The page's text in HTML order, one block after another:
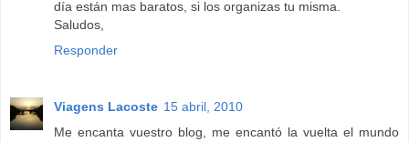
día están mas baratos, si los organizas tu misma.
Saludos,
Responder
Viagens Lacoste 15 abril, 2010
Me encanta vuestro blog, me encantó la vuelta el mundo